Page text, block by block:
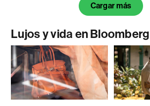
Cargar más
Lujos y vida en